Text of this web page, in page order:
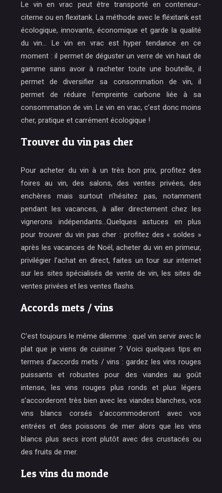
Le vin en vrac peut être transporté en conteneur-
citerne ou en flexitank. La méthode avec le fléxitank est
écologique, innovante, économique et garde la qualité
du vin… Le vin en vrac est hyper tendance en ce
moment : il permet de déguster un verre de vin haut de
gamme sans avoir à racheter toute une bouteille, il
permet de diversifier sa consommation de vin, il
permet de réduire l’empreinte carbone liée à sa
consommation de vin. Le vin en vrac, c’est donc moins
cher, pratique et carrément écologique !
Trouver du vin pas cher
Pour acheter du vin à un très bon prix, profitez des
foires au vin, des salons, des ventes privées, des
enchères mais surtout n’hésitez pas, notamment
pendant les vacances, à aller directement chez les
vignerons indépendants…Quelques astuces en plus
pour trouver du vin pas cher : profitez des « soldes »
après les vacances de Noël, acheter du vin en primeur,
privilégier l’achat en direct, faites un tour sur internet
sur les sites spécialisés de vente de vin, les sites de
ventes privées et les ventes flashs.
Accords mets / vins
C’est toujours le même dilemme : quel vin servir avec le
plat que je viens de cuisiner ? Voici quelques tips en
termes d’accords mets / vins : gardez les vins rouges
puissants et robustes pour des viandes au goût
intense, les vins rouges plus ronds et plus légers
s’accorderont très bien avec les viandes blanches, vos
vins blancs corsés s’accommoderont avec vos
entrées et des poissons de mer alors que les vins
blancs plus secs iront plutôt avec des crustacés ou
des fruits de mer.
Les vins du monde